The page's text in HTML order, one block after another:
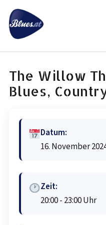
Inhalt
springen
The Willow
Blues,
Datum:
16. November
Zeit:
20:00 - 23:00 Uhr